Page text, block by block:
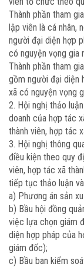
Thành phần tham
lập viên là cá nhân,
người đại diện hợp
có nguyện vọng gia
Thành phần tham
gồm người đại diện
xã có nguyện vọng
2. Hội nghị thảo
doanh của hợp tác
thành viên, hợp tác
3. Hội nghị thông
điều kiện theo quy
viên, hợp tác xã
tiếp tục thảo luận
a) Phương án sản
b) Bầu hội đồng
việc lựa chọn giám
diện hợp pháp của
giám đốc);
c) Bầu ban kiểm